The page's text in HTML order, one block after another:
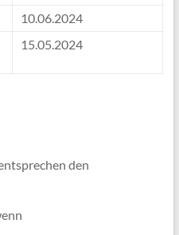
10.06.2024
15.05.2024
den